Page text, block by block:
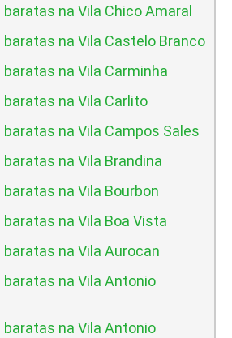
na Vila Chico Amaral
baratas na Vila Castelo Branco
na Vila Carminha
baratas na Vila Carlito
na Vila Campos Sales
na Vila Brandina
na Vila Bourbon
na Vila Boa Vista
na Vila Aurocan
baratas na Vila Antonio
baratas na Vila Antonio